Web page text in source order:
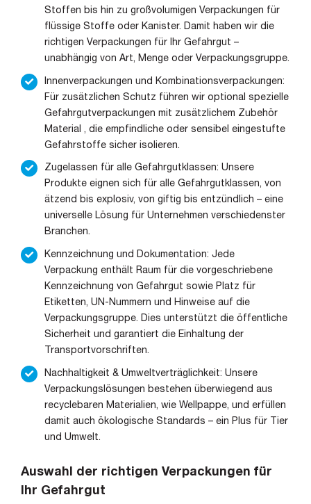
Stoffen bis hin zu großvolumigen Verpackungen für
flüssige Stoffe oder Kanister. Damit haben wir die
richtigen Verpackungen für Ihr Gefahrgut –
unabhängig von Art, Menge oder Verpackungsgruppe.
Innenverpackungen und Kombinationsverpackungen:
Für zusätzlichen Schutz führen wir optional spezielle
Gefahrgutverpackungen mit zusätzlichem Zubehör
Material , die empfindliche oder sensibel eingestufte
Gefahrstoffe sicher isolieren.
Zugelassen für alle Gefahrgutklassen: Unsere
Produkte eignen sich für alle Gefahrgutklassen, von
ätzend bis explosiv, von giftig bis entzündlich – eine
universelle Lösung für Unternehmen verschiedenster
Branchen.
Kennzeichnung und Dokumentation: Jede
Verpackung enthält Raum für die vorgeschriebene
Kennzeichnung von Gefahrgut sowie Platz für
Etiketten, UN-Nummern und Hinweise auf die
Verpackungsgruppe. Dies unterstützt die öffentliche
Sicherheit und garantiert die Einhaltung der
Transportvorschriften.
Nachhaltigkeit & Umweltverträglichkeit: Unsere
Verpackungslösungen bestehen überwiegend aus
recyclebaren Materialien, wie Wellpappe, und erfüllen
damit auch ökologische Standards – ein Plus für Tier
und Umwelt.
Auswahl der richtigen Verpackungen für
Ihr Gefahrgut